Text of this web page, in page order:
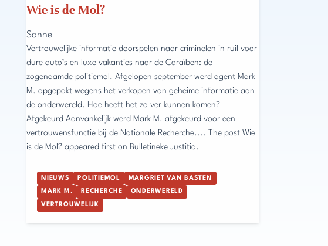
Wie is de Mol?
Sanne
Vertrouwelijke informatie doorspelen naar criminelen in ruil voor
dure auto’s en luxe vakanties naar de Caraïben: de
zogenaamde politiemol. Afgelopen september werd agent Mark
M. opgepakt wegens het verkopen van geheime informatie aan
de onderwereld. Hoe heeft het zo ver kunnen komen?
Afgekeurd Aanvankelijk werd Mark M. afgekeurd voor een
vertrouwensfunctie bij de Nationale Recherche.... The post Wie
is de Mol? appeared first on Bulletineke Justitia.
NIEUWS POLITIEMOL MARGRIET VAN BASTEN
MARK M. RECHERCHE ONDERWERELD
VERTROUWELIJK